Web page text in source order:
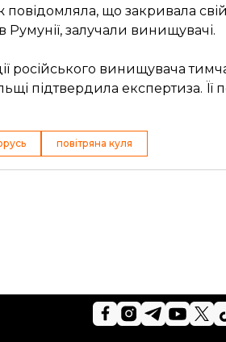
повідомляла, що закривала
залучали винищувачі.
російського винищувача
підтвердила експертиза. Її
повітряна куля